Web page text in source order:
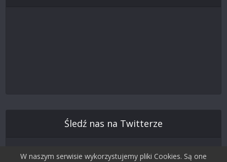
Śledź nas na Twitterze
W naszym serwisie wykorzystujemy pliki Cookies. Są one